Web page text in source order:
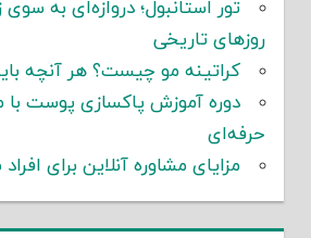
تور استانبول؛ دروازه‌ای به
روزهای تاریخی
کراتینه مو چیست؟ هر آنچه
دوره آموزش پاکسازی پوست
حرفه‌ای
مزایای مشاوره آنلاین برای